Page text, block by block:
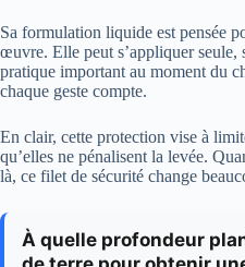
Sa formulation liquide est pensée
œuvre. Elle peut s’appliquer seule,
pratique important au moment du
chaque geste compte.
En clair, cette protection vise à
qu’elles ne pénalisent la levée.
là, ce filet de sécurité change
À quelle profondeur